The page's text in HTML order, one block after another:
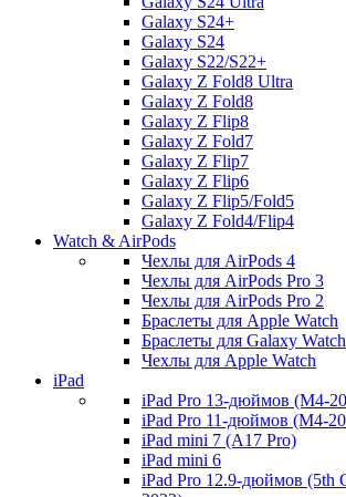
Galaxy S24+
Galaxy S24
Galaxy S22/S22+
Galaxy Z Fold8 Ultra
Galaxy Z Fold8
Galaxy Z Flip8
Galaxy Z Fold7
Galaxy Z Flip7
Galaxy Z Flip6
Galaxy Z Flip5/Fold5
Galaxy Z Fold4/Flip4
Watch & AirPods
Чехлы для AirPods 4
Чехлы для AirPods Pro 3
Чехлы для AirPods Pro 2
Браслеты для Apple Watch
Браслеты для Galaxy Watch
Чехлы для Apple Watch
iPad
iPad Pro 13-дюймов (M4-
iPad Pro 11-дюймов (M4-
iPad mini 7 (A17 Pro)
iPad mini 6
iPad Pro 12.9-дюймов (5th